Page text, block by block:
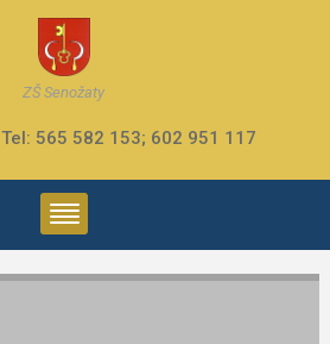
ZŠ Senožaty
Tel: 565 582 153; 602 951 117